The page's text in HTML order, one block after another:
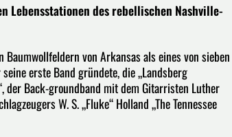
Lebensstationen des rebellischen Nashville-
von Arkansas als eines von sieben
erste Band gründete, die „Landsberg
der Back-groundband mit dem Gitarristen Luther
W. S. „Fluke“ Holland „The Tennessee